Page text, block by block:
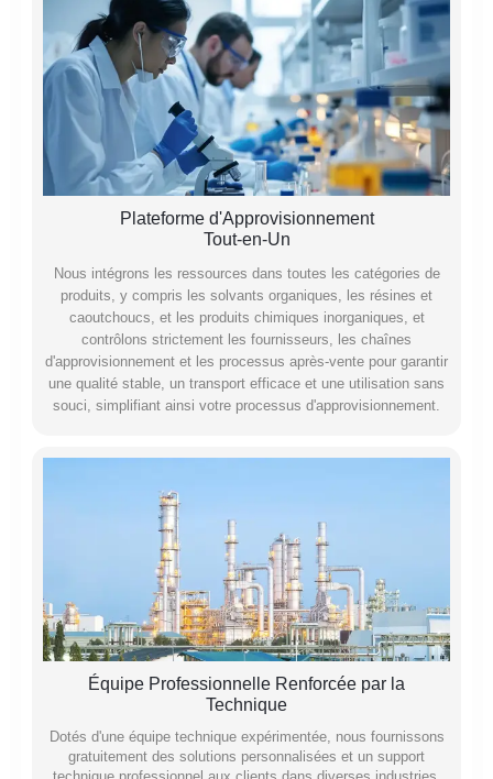
Plateforme d'Approvisionnement
Tout-en-Un
Nous intégrons les ressources dans toutes les catégories de
produits, y compris les solvants organiques, les résines et
caoutchoucs, et les produits chimiques inorganiques, et
contrôlons strictement les fournisseurs, les chaînes
d'approvisionnement et les processus après-vente pour garantir
une qualité stable, un transport efficace et une utilisation sans
souci, simplifiant ainsi votre processus d'approvisionnement.
Équipe Professionnelle Renforcée par la
Technique
Dotés d'une équipe technique expérimentée, nous fournissons
gratuitement des solutions personnalisées et un support